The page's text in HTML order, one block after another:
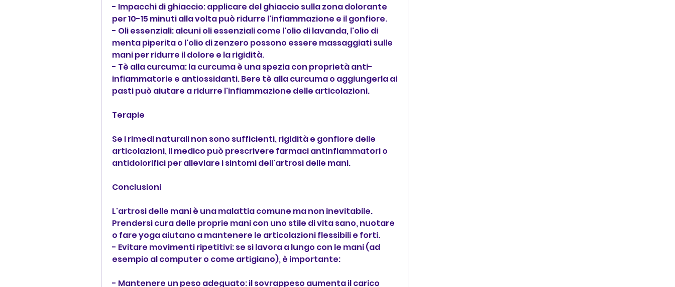
- Impacchi di ghiaccio: applicare del ghiaccio sulla zona dolorante
per 10-15 minuti alla volta può ridurre l'infiammazione e il gonfiore.
- Oli essenziali: alcuni oli essenziali come l'olio di lavanda, l'olio di
menta piperita o l'olio di zenzero possono essere massaggiati sulle
mani per ridurre il dolore e la rigidità.
- Tè alla curcuma: la curcuma è una spezia con proprietà anti-
infiammatorie e antiossidanti. Bere tè alla curcuma o aggiungerla ai
pasti può aiutare a ridurre l'infiammazione delle articolazioni.
Terapie
Se i rimedi naturali non sono sufficienti, rigidità e gonfiore delle
articolazioni, il medico può prescrivere farmaci antinfiammatori o
antidolorifici per alleviare i sintomi dell'artrosi delle mani.
Conclusioni
L'artrosi delle mani è una malattia comune ma non inevitabile.
Prendersi cura delle proprie mani con uno stile di vita sano, nuotare
o fare yoga aiutano a mantenere le articolazioni flessibili e forti.
- Evitare movimenti ripetitivi: se si lavora a lungo con le mani (ad
esempio al computer o come artigiano), è importante:
- Mantenere un peso adeguato: il sovrappeso aumenta il carico